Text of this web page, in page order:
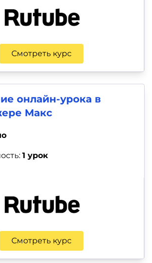
Смотреть курс
онлайн-урока в
Макс
1 урок
Смотреть курс